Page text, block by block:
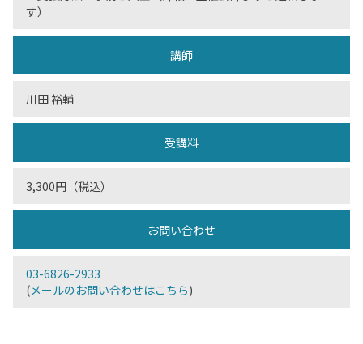
す）
講師
川田 裕輔
受講料
3,300円（税込）
お問い合わせ
03-6826-2933
(メールのお問い合わせはこちら)